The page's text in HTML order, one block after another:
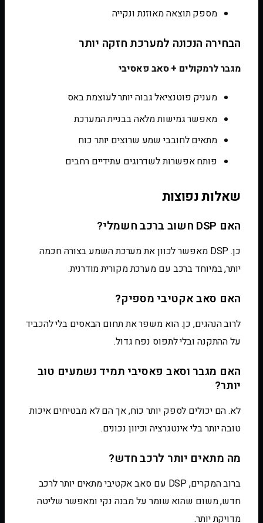
מספק תוצאה מאוזנת ונקייה
הבחירה הנכונה למערכת חזקה יותר
מגבר לרמקולים + סאב פאסיבי
מעניק פוטנציאל גבוה יותר לעוצמת באס
מאפשר גמישות מלאה בבניית המערכת
מתאים לחובבי שמע שרוצים יותר כוח
פותח אפשרות לשדרוגים עתידיים רחבים
שאלות נפוצות
האם DSP חשוב ברכב חשמלי?
כן. DSP מאפשר לכוון את מערכת השמע בצורה חכמה
יותר, במיוחד ברכב עם מערכת מקורית מודרנית.
האם סאב אקטיבי מספיק?
לרוב הנהגים, כן. הוא משפר את תחום הבאסים בלי להכביד
על ההתקנה ובלי לתפוס נפח גדול.
האם מגבר וסאב פאסיבי תמיד נשמעים טוב
יותר?
לא. הם יכולים לספק יותר כוח, אך הם לא מבטיחים איכות
טובה יותר בלי אינטגרציה וכיוון נכונים.
מה מתאים יותר לרכב חדש?
ברוב המקרים, DSP עם סאב אקטיבי מתאים יותר לרכב
חדש, משום שהוא שומר על מבנה נקי ומאפשר שליטה
מדויקת יותר.